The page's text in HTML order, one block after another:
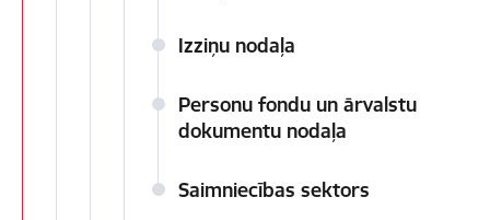
Izziņu nodaļa
Personu fondu un ārvalstu
dokumentu nodaļa
Saimniecības sektors